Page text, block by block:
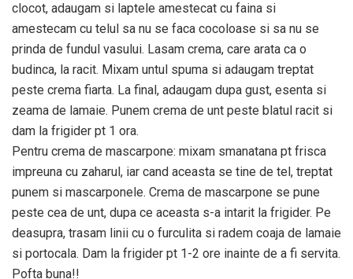
clocot, adaugam si laptele amestecat cu faina si
amestecam cu telul sa nu se faca cocoloase si sa nu se
prinda de fundul vasului. Lasam crema, care arata ca o
budinca, la racit. Mixam untul spuma si adaugam treptat
peste crema fiarta. La final, adaugam dupa gust, esenta si
zeama de lamaie. Punem crema de unt peste blatul racit si
dam la frigider pt 1 ora.
Pentru crema de mascarpone: mixam smanatana pt frisca
impreuna cu zaharul, iar cand aceasta se tine de tel, treptat
punem si mascarponele. Crema de mascarpone se pune
peste cea de unt, dupa ce aceasta s-a intarit la frigider. Pe
deasupra, trasam linii cu o furculita si radem coaja de lamaie
si portocala. Dam la frigider pt 1-2 ore inainte de a fi servita.
Pofta buna!!